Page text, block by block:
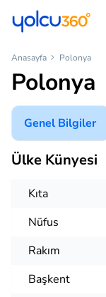
Anasayfa Polonya
Polonya
Genel Bilgiler
Ülke Künyesi
Kıta
Nüfus
Rakım
Başkent